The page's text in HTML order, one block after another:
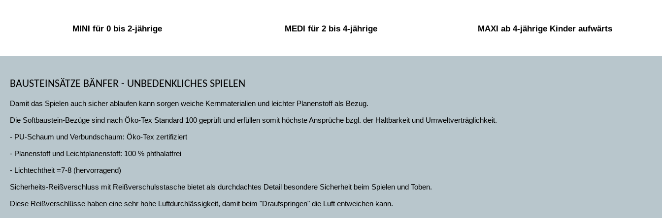
MINI für 0 bis 2-jährige MEDI für 2 bis 4-jährige MAXI ab 4-jährige Kinder aufwärts
BAUSTEINSÄTZE BÄNFER - UNBEDENKLICHES SPIELEN
Damit das Spielen auch sicher ablaufen kann sorgen weiche Kernmaterialien und leichter Planenstoff als Bezug.
Die Softbaustein-Bezüge sind nach Öko-Tex Standard 100 geprüft und erfüllen somit höchste Ansprüche bzgl. der Haltbarkeit und Umweltverträglichkeit.
- PU-Schaum und Verbundschaum: Öko-Tex zertifiziert
- Planenstoff und Leichtplanenstoff: 100 % phthalatfrei
- Lichtechtheit =7-8 (hervorragend)
Sicherheits-Reißverschluss mit Reißverschulsstasche bietet als durchdachtes Detail besondere Sicherheit beim Spielen und Toben.
Diese Reißverschlüsse haben eine sehr hohe Luftdurchlässigkeit, damit beim "Draufspringen" die Luft entweichen kann.